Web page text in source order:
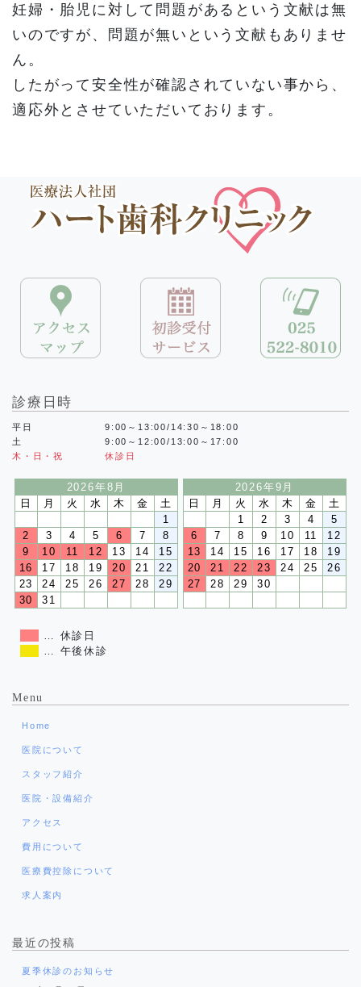
妊婦・胎児に対して問題があるという文献は無
いのですが、問題が無いという文献もありませ
ん。
したがって安全性が確認されていない事から、
適応外とさせていただいております。
診療日時
平日
9:00～13:00/14:30～18:00
土
9:00～12:00/13:00～17:00
木・日・祝
休診日
2026年8月
日
月 火 水 木 金
土
1
2
3 4 5 6 7
8
9
10 11 12 13 14
15
16
17 18 19 20 21
22
23
24 25 26 27 28
29
30
31
2026年9月
日
月 火 水 木 金
土
1
2 3 4
5
6
7 8 9 10 11
12
13
14 15 16 17 18
19
20
21 22 23 24 25
26
27
28 29 30
… 休診日
… 午後休診
Menu
Home
医院について
スタッフ紹介
医院・設備紹介
アクセス
費用について
医療費控除について
求人案内
最近の投稿
夏季休診のお知らせ